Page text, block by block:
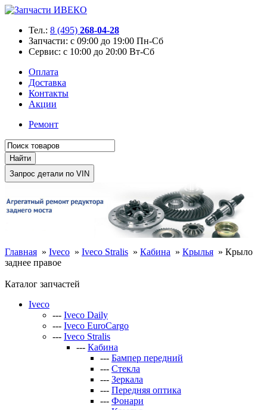
Тел.: 8 (495) 268-04-28
Запчасти: с 09:00 до 19:00 Пн-Сб
Сервис: с 10:00 до 20:00 Вт-Сб
Оплата
Доставка
Контакты
Акции
Ремонт
Главная » Iveco » Iveco Stralis » Кабина » Крылья » Крыло
заднее правое
Каталог запчастей
Iveco
--- Iveco Daily
--- Iveco EuroCargo
--- Iveco Stralis
--- Кабина
--- Бампер передний
--- Стекла
--- Зеркала
--- Передняя оптика
--- Фонари